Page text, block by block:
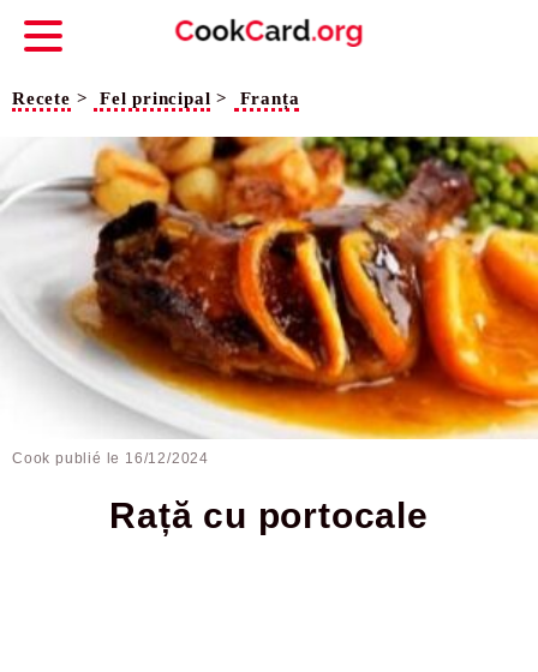
Recete > Fel principal > Franța
Cook publié le 16/12/2024
Rață cu portocale